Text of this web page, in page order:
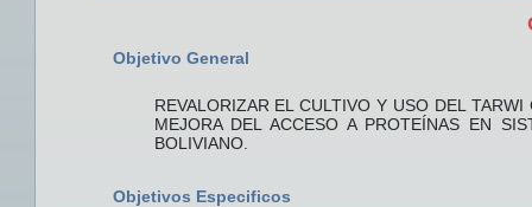
Objetivo General
REVALORIZAR EL CULTIVO Y USO DEL
MEJORA DEL ACCESO A PROTEÍNAS EN
BOLIVIANO.
Objetivos Especificos